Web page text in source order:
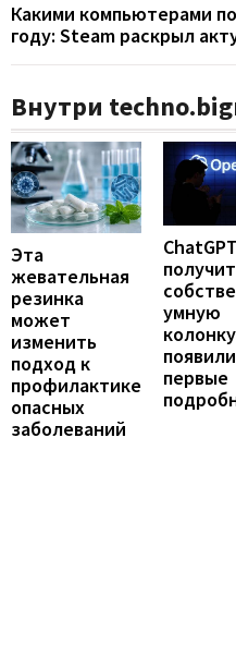
Какими компьютерами
году: Steam раскрыл
Внутри
Эта
жевательная
резинка
может
изменить
подход к
профилактике
опасных
заболеваний
ChatGPT
получит
умную
первые